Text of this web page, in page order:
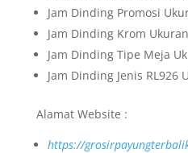
Jam Dinding Promosi
Jam Dinding Krom
Jam Dinding Tipe Meja
Jam Dinding Jenis RL926
Alamat Website :
https://